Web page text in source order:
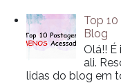
Top
Blog
Olá!!
ali.
lidas do blog em